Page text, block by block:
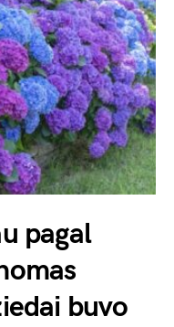
pagal
buvo